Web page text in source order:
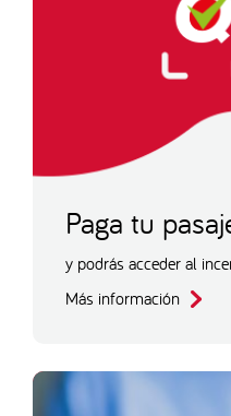
Paga tu
y podrás acceder al
Más información